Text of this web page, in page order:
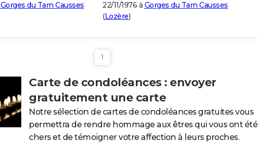
Gorges du Tarn Causses
22/11/1976 à Gorges du Tarn Causses
(Lozère)
1
Carte de condoléances : envoyer
gratuitement une carte
Notre sélection de cartes de condoléances gratuites vous
permettra de rendre hommage aux êtres qui vous ont été
chers et de témoigner votre affection à leurs proches.